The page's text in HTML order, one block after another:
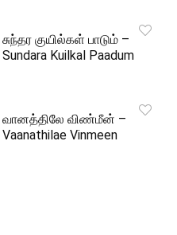
சுந்தர குயில்கள் பாடும் –
Sundara Kuilkal Paadum
வானத்திலே விண்மீன் –
Vaanathilae Vinmeen